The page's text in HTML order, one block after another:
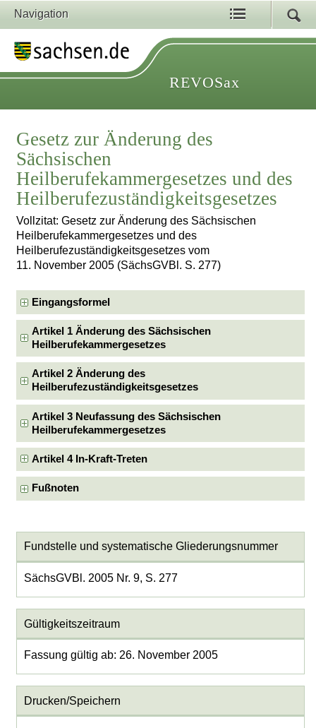
Navigation
REVOSax
Gesetz zur Änderung des
Sächsischen
Heilberufekammergesetzes und des
Heilberufezuständigkeitsgesetzes
Vollzitat: Gesetz zur Änderung des Sächsischen
Heilberufekammergesetzes und des
Heilberufezuständigkeitsgesetzes vom
11. November 2005 (SächsGVBl. S. 277)
Eingangsformel
Artikel 1 Änderung des Sächsischen
Heilberufekammergesetzes
Artikel 2 Änderung des
Heilberufezuständigkeitsgesetzes
Artikel 3 Neufassung des Sächsischen
Heilberufekammergesetzes
Artikel 4 In-Kraft-Treten
Fußnoten
Fundstelle und systematische Gliederungsnummer
SächsGVBl. 2005 Nr. 9, S. 277
Gültigkeitszeitraum
Fassung gültig ab: 26. November 2005
Drucken/Speichern